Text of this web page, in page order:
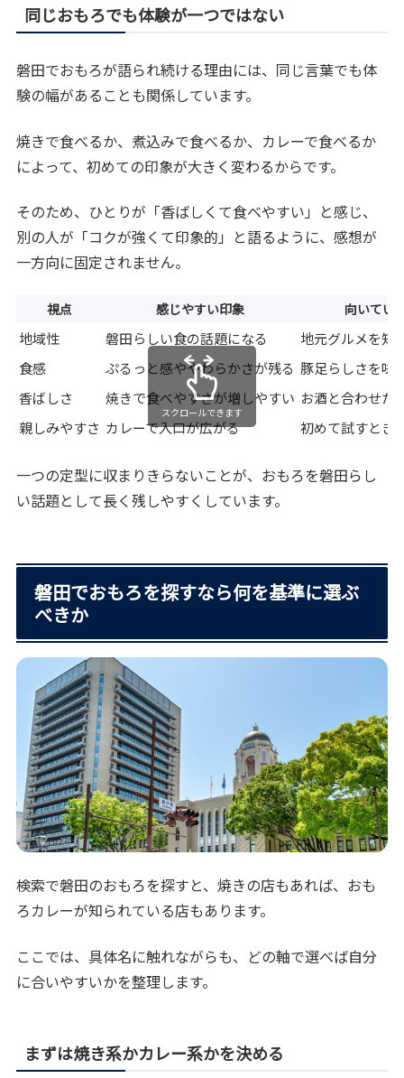
同じおもろでも体験が一つではない
磐田でおもろが語られ続ける理由には、同じ言葉でも体
験の幅があることも関係しています。
焼きで食べるか、煮込みで食べるか、カレーで食べるか
によって、初めての印象が大きく変わるからです。
そのため、ひとりが「香ばしくて食べやすい」と感じ、
別の人が「コクが強くて印象的」と語るように、感想が
一方向に固定されません。
視点 感じやすい印象 向いてい
地域性 磐田らしい食の話題になる
地元グルメを知
食感
ぷるっと感ややわらかさが残る 豚足らしさを味
香ばしさ
焼きで食べやすさが増しやすい お酒と合わせた
親しみやすさ カレーで入口が広がる 初めて試すとき
スクロールできます
一つの定型に収まりきらないことが、おもろを磐田らし
い話題として長く残しやすくしています。
磐田でおもろを探すなら何を基準に選ぶ
べきか
検索で磐田のおもろを探すと、焼きの店もあれば、おも
ろカレーが知られている店もあります。
ここでは、具体名に触れながらも、どの軸で選べば自分
に合いやすいかを整理します。
まずは焼き系かカレー系かを決める